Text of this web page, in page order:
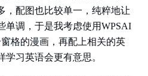
，配图也比较单一，纯粹地让
单调，于是我考虑使用WPSAI
格的漫画，再配上相关的英
习英语会更有意思。